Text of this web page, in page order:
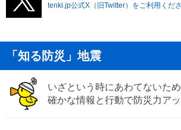
tenki.jp公式X（旧Twitter）をご利用くださ
「知る防災」地震
いざという時にあわてないた
確かな情報と行動で防災力ア